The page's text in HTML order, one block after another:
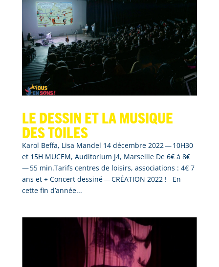
Le dessin et la musique
des toiles
Karol Beffa, Lisa Mandel 14 décembre 2022 — 10H30
et 15H MUCEM, Auditorium J4, Marseille De 6€ à 8€
— 55 min.Tarifs centres de loisirs, associations : 4€ 7
ans et + Concert dessiné — CRÉATION 2022 ! En
cette fin d’année...